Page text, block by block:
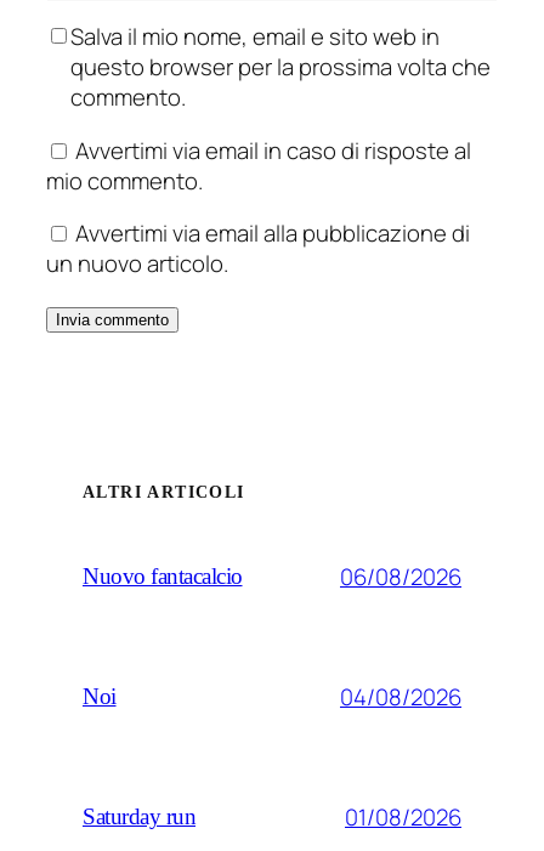
Salva il mio nome, email e sito web in
questo browser per la prossima volta che
commento.
Avvertimi via email in caso di risposte al
mio commento.
Avvertimi via email alla pubblicazione di
un nuovo articolo.
ALTRI ARTICOLI
Nuovo fantacalcio 06/08/2026
Noi 04/08/2026
Saturday run 01/08/2026